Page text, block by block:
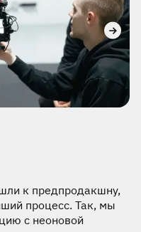
к предпродакшну,
процесс. Так, мы
с неоновой